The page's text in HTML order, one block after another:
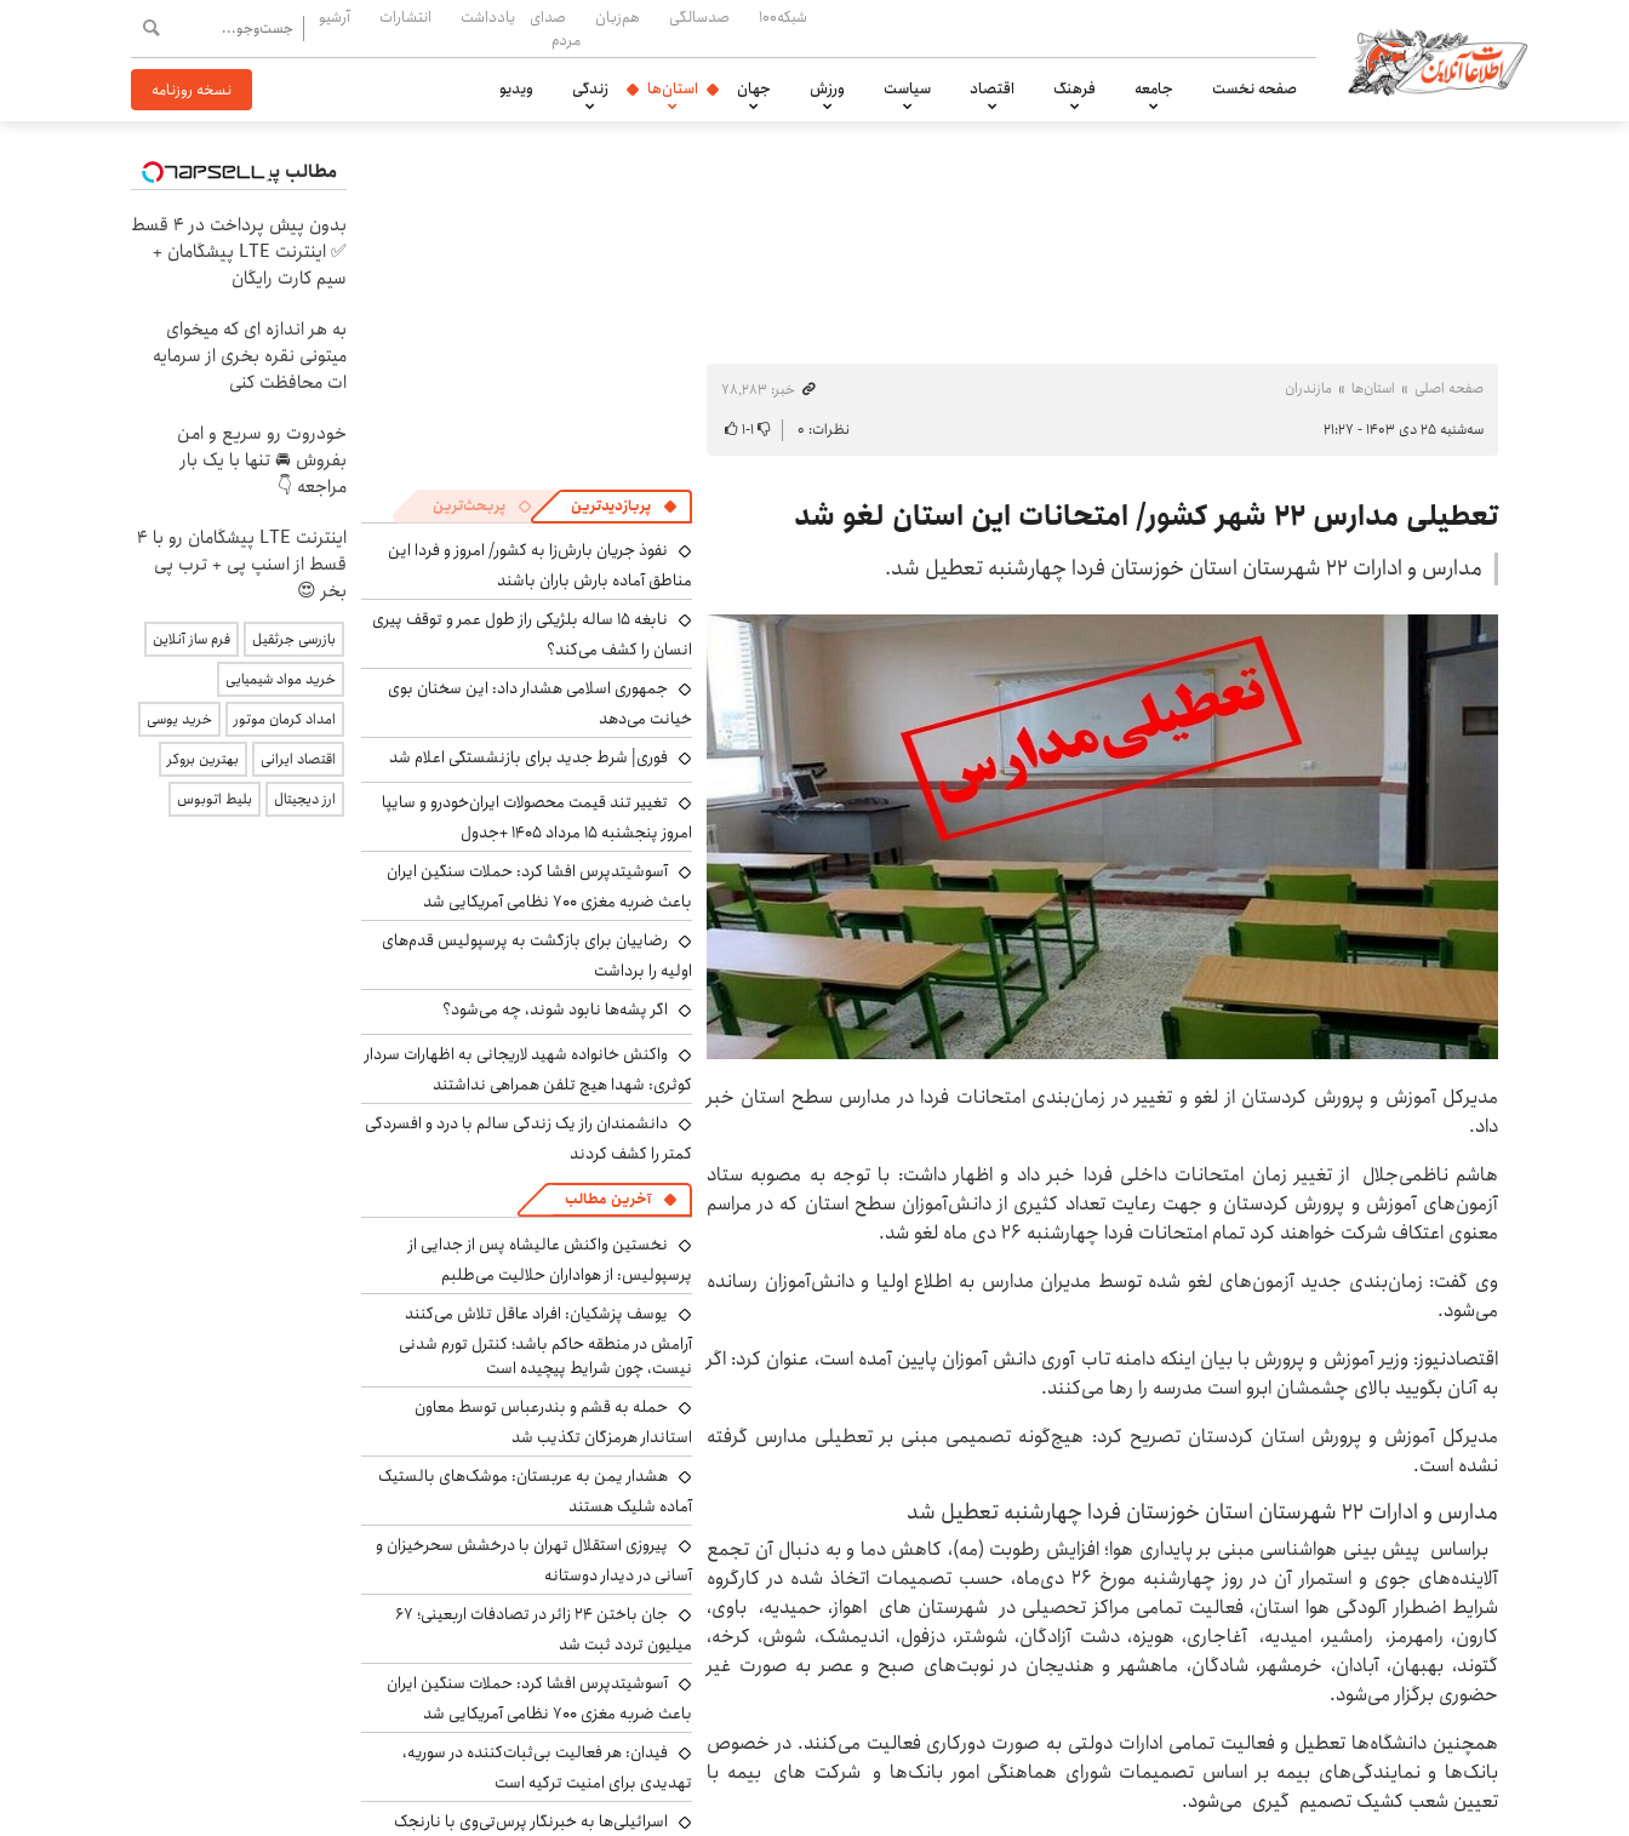
شبکه۱۰۰ صدسالگی هم‌زبان
صدای
مردم
یادداشت انتشارات آرشیو
صفحه نخست جامعه فرهنگ اقتصاد سیاست ورزش جهان استان‌ها زندگی ویدیو نسخه روزنامه
صفحه اصلی استان‌ها مازندران
خبر: ۷۸٬۲۸۳
سه‌شنبه ۲۵ دی ۱۴۰۳ - ۲۱:۲۷
نظرات: ۰ ۱-۱
تعطیلی مدارس ۲۲ شهر کشور/ امتحانات این استان لغو شد
مدارس و ادارات ۲۲ شهرستان استان خوزستان فردا چهارشنبه تعطیل شد.
مدیرکل آموزش و پرورش کردستان از لغو و تغییر در زمان‌بندی امتحانات فردا در مدارس سطح استان خبر
داد.
هاشم ناظمی‌جلال از تغییر زمان امتحانات داخلی فردا خبر داد و اظهار داشت: با توجه به مصوبه ستاد
آزمون‌های آموزش و پرورش کردستان و جهت رعایت تعداد کثیری از دانش‌آموزان سطح استان که در مراسم
معنوی اعتکاف شرکت خواهند کرد تمام امتحانات فردا چهارشنبه ۲۶ دی ماه لغو شد.
وی گفت: زمان‌بندی جدید آزمون‌های لغو شده توسط مدیران مدارس به اطلاع اولیا و دانش‌آموزان رسانده
می‌شود.
اقتصادنیوز: وزیر آموزش و پرورش با بیان اینکه دامنه تاب آوری دانش آموزان پایین آمده است، عنوان کرد: اگر
به آنان بگویید بالای چشمشان ابرو است مدرسه را رها می‌کنند.
مدیرکل آموزش و پرورش استان کردستان تصریح کرد: هیچ‌گونه تصمیمی مبنی بر تعطیلی مدارس گرفته
نشده است.
مدارس و ادارات ۲۲ شهرستان استان خوزستان فردا چهارشنبه تعطیل شد
براساس پیش بینی هواشناسی مبنی بر پایداری هوا؛ افزایش رطوبت (مه)، کاهش دما و به دنبال آن تجمع
آلاینده‌های جوی و استمرار آن در روز چهارشنبه مورخ ۲۶ دی‌ماه، حسب تصمیمات اتخاذ شده در کارگروه
شرایط اضطرار آلودگی هوا استان، فعالیت تمامی مراکز تحصیلی در شهرستان های اهواز، حمیدیه، باوی،
کارون، رامهرمز، رامشیر، امیدیه، آغاجاری، هویزه، دشت آزادگان، شوشتر، دزفول، اندیمشک، شوش، کرخه،
گتوند، بهبهان، آبادان، خرمشهر، شادگان، ماهشهر و هندیجان در نوبت‌های صبح و عصر به صورت غیر
حضوری برگزار می‌شود.
همچنین دانشگاه‌ها تعطیل و فعالیت تمامی ادارات دولتی به صورت دورکاری فعالیت می‌کنند. در خصوص
بانک‌ها و نمایندگی‌های بیمه بر اساس تصمیمات شورای هماهنگی امور بانک‌ها و شرکت های بیمه با
تعیین شعب کشیک تصمیم گیری می‌شود.
پربازدیدترین پربحث‌ترین
نفوذ جریان بارش‌زا به کشور/ امروز و فردا این
مناطق آماده بارش باران باشند
نابغه ۱۵ ساله بلژیکی راز طول عمر و توقف پیری
انسان را کشف می‌کند؟
جمهوری اسلامی هشدار داد: این سخنان بوی
خیانت می‌دهد
فوری| شرط جدید برای بازنشستگی اعلام شد
تغییر تند قیمت محصولات ایران‌خودرو و سایپا
امروز پنجشنبه ۱۵ مرداد ۱۴۰۵ +جدول
آسوشیتدپرس افشا کرد: حملات سنگین ایران
باعث ضربه مغزی ۷۰۰ نظامی آمریکایی شد
رضاییان برای بازگشت به پرسپولیس قدم‌های
اولیه را برداشت
اگر پشه‌ها نابود شوند، چه می‌شود؟
واکنش خانواده شهید لاریجانی به اظهارات سردار
کوثری: شهدا هیچ تلفن همراهی نداشتند
دانشمندان راز یک زندگی سالم با درد و افسردگی
کمتر را کشف کردند
آخرین مطالب
نخستین واکنش عالیشاه پس از جدایی از
پرسپولیس: از هواداران حلالیت می‌طلبم
یوسف پزشکیان: افراد عاقل تلاش می‌کنند
آرامش در منطقه حاکم باشد؛ کنترل تورم شدنی
نیست، چون شرایط پیچیده است
حمله به قشم و بندرعباس توسط معاون
استاندار هرمزگان تکذیب شد
هشدار یمن به عربستان: موشک‌های بالستیک
آماده شلیک هستند
پیروزی استقلال تهران با درخشش سحرخیزان و
آسانی در دیدار دوستانه
جان باختن ۲۴ زائر در تصادفات اربعینی؛ ۶۷
میلیون تردد ثبت شد
آسوشیتدپرس افشا کرد: حملات سنگین ایران
باعث ضربه مغزی ۷۰۰ نظامی آمریکایی شد
فیدان: هر فعالیت بی‌ثبات‌کننده در سوریه،
تهدیدی برای امنیت ترکیه است
اسرائیلی‌ها به خبرنگار پرس‌تی‌وی با نارنجک
مطالب پیشنهادی
بدون پیش پرداخت در 4 قسط
✅ اینترنت LTE پیشگامان +
سیم کارت رایگان
به هر اندازه ای که میخوای
میتونی نقره بخری از سرمایه
ات محافظت کنی
خودروت رو سریع و امن
بفروش 🚘 تنها با یک بار
مراجعه 👇
اینترنت LTE پیشگامان رو با 4
قسط از اسنپ پی + ترب پی
بخر 😍
بازرسی جرثقیل
فرم ساز آنلاین
خرید مواد شیمیایی
امداد کرمان موتور
خرید یوسی
اقتصاد ایرانی
بهترین بروکر
ارز دیجیتال
بلیط اتوبوس